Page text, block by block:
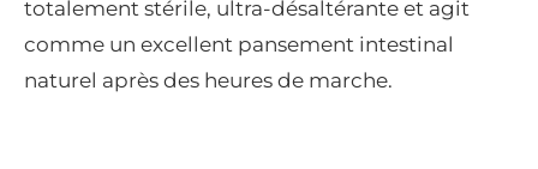
totalement stérile, ultra-désaltérante et agit
comme un excellent pansement intestinal
naturel après des heures de marche.